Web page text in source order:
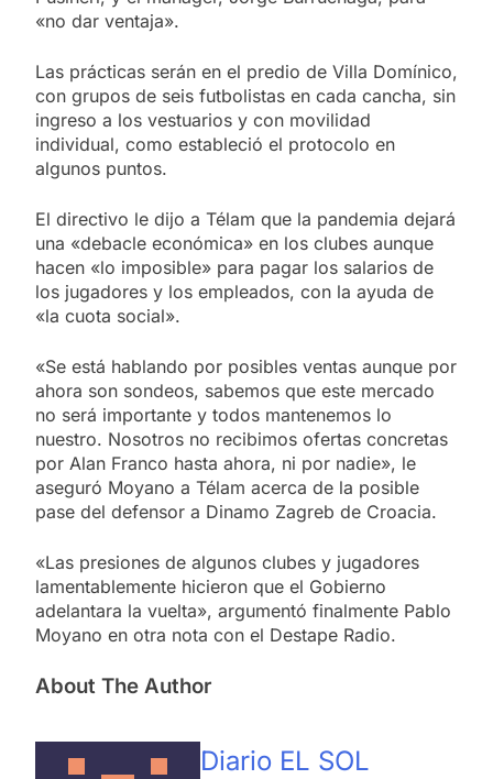
«no dar ventaja».
Las prácticas serán en el predio de Villa Domínico,
con grupos de seis futbolistas en cada cancha, sin
ingreso a los vestuarios y con movilidad
individual, como estableció el protocolo en
algunos puntos.
El directivo le dijo a Télam que la pandemia dejará
una «debacle económica» en los clubes aunque
hacen «lo imposible» para pagar los salarios de
los jugadores y los empleados, con la ayuda de
«la cuota social».
«Se está hablando por posibles ventas aunque por
ahora son sondeos, sabemos que este mercado
no será importante y todos mantenemos lo
nuestro. Nosotros no recibimos ofertas concretas
por Alan Franco hasta ahora, ni por nadie», le
aseguró Moyano a Télam acerca de la posible
pase del defensor a Dinamo Zagreb de Croacia.
«Las presiones de algunos clubes y jugadores
lamentablemente hicieron que el Gobierno
adelantara la vuelta», argumentó finalmente Pablo
Moyano en otra nota con el Destape Radio.
About The Author
Diario EL SOL